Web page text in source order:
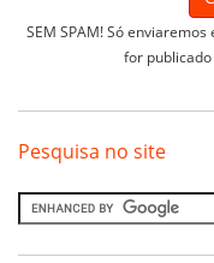
SEM SPAM! Só
for publicado
Pesquisa no site